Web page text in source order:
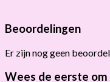
Beoordelingen
Er zijn nog geen
Wees de eerste om